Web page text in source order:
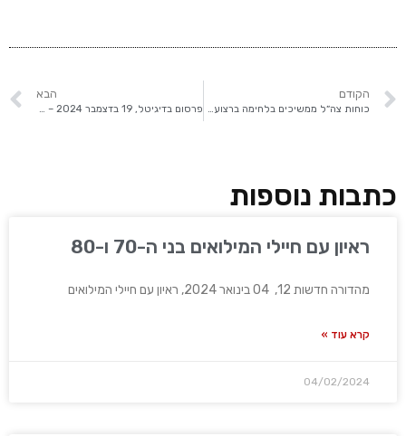
הקודם
כוחות צה״ל ממשיכים בלחימה ברצועת עזה;
הבא
פרסום בדיגיטל, 19 בדצמבר 2024 – 3 חברים מהבית שנלחמים יחד, 2 מחטיבה 55
כתבות נוספות
ראיון עם חיילי המילואים בני ה-70 ו-80
מהדורה חדשות 12, 04 בינואר 2024, ראיון עם חיילי המילואים
קרא עוד »
04/02/2024